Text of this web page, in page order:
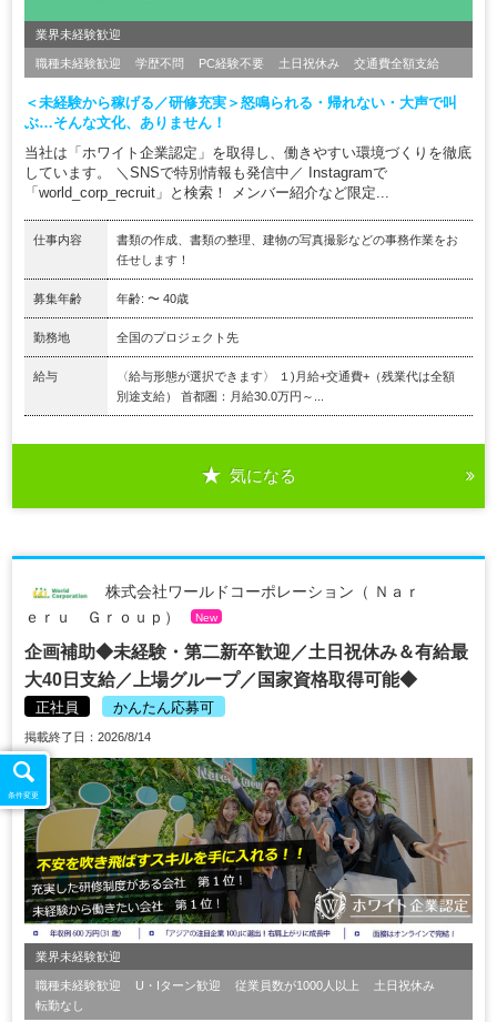
業界未経験歓迎
職種未経験歓迎 学歴不問 PC経験不要 土日祝休み 交通費全額支給
＜未経験から稼げる／研修充実＞怒鳴られる・帰れない・大声で叫
ぶ…そんな文化、ありません！
当社は「ホワイト企業認定」を取得し、働きやすい環境づくりを徹底
しています。 ＼SNSで特別情報も発信中／ Instagramで
「world_corp_recruit」と検索！ メンバー紹介など限定...
仕事内容
書類の作成、書類の整理、建物の写真撮影などの事務作業をお
任せします！
募集年齢 年齢: 〜 40歳
勤務地 全国のプロジェクト先
給与
〈給与形態が選択できます〉 １)月給+交通費+（残業代は全額
別途支給） 首都圏：月給30.0万円～...
気になる
株式会社ワールドコーポレーション（ Ｎａｒ
ｅｒｕ Ｇｒｏｕｐ）
New
企画補助◆未経験・第二新卒歓迎／土日祝休み＆有給最
大40日支給／上場グループ／国家資格取得可能◆
正社員 かんたん応募可
掲載終了日：2026/8/14
業界未経験歓迎
職種未経験歓迎 U・Iターン歓迎 従業員数が1000人以上
土日祝休み
転勤なし
条件変更